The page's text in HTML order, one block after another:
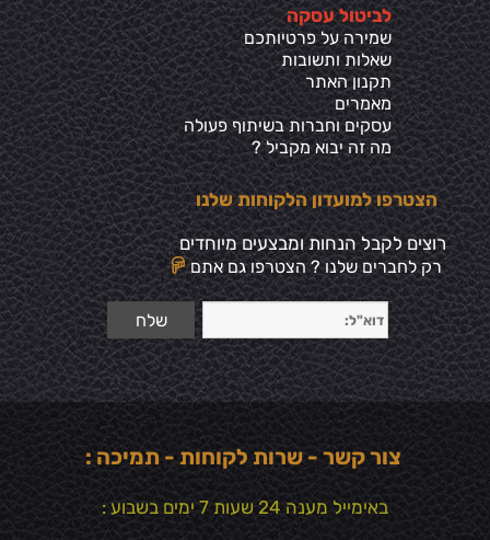
לביטול עסקה
שמירה על פרטיותכם
שאלות ותשובות
תקנון האתר
מאמרים
עסקים וחברות בשיתוף פעולה
מה זה יבוא מקביל ?
הצטרפו למועדון הלקוחות שלנו
רוצים לקבל הנחות ומבצעים מיוחדים
רק לחברים שלנו ? הצטרפו גם אתם
צור קשר - שרות לקוחות - תמיכה :
באימייל מענה 24 שעות 7 ימים בשבוע :